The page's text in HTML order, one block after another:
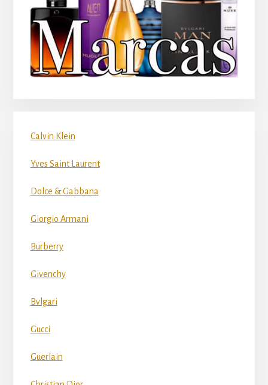
Calvin Klein
Yves Saint Laurent
Dolce & Gabbana
Giorgio Armani
Burberry
Givenchy
Bvlgari
Gucci
Guerlain